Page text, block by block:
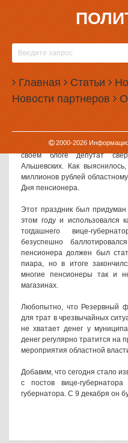
Главная Статьи
Новости партнеров О
2000-2026
05.12.2013, 18:14
ПРАЗДНИЧНЫЙ
БЮДЖЕТУ В 16
Празднование Дня
предвыборным пиар-
обошелся региональному
Деньги на это были взяты из
Отчет о расходовании
своем блоге депутат
Альшевских. Как
миллионов рублей
Дня пенсионера.
Этот праздник был придуман
этом году и использовался
тогдашнего вице-
безуспешно
пенсионера должен был
пиара, но в итоге
многие пенсионеры так и
магазинах.
Любопытно, что Резервный
для трат в чрезвычайных
не хватает денег у
денег регулярно тратится на
мероприятия областной
Добавим, что сегодня стало
с постов вице-
губернатора. С 9 декабря он